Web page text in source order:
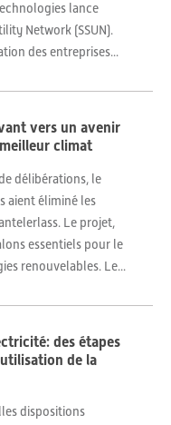
lance
Network (SSUN).
des entreprises...
vers un avenir
climat
délibérations, le
aient éliminé les
Le projet,
essentiels pour le
renouvelables. Le...
des étapes
de la
dispositions